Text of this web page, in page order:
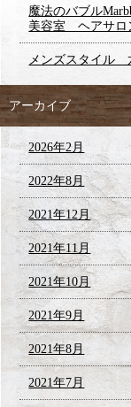
魔法のバブル
美容室 ヘアサロ
メンズスタイ
アーカイブ
2026年2月
2022年8月
2021年12月
2021年11月
2021年10月
2021年9月
2021年8月
2021年7月